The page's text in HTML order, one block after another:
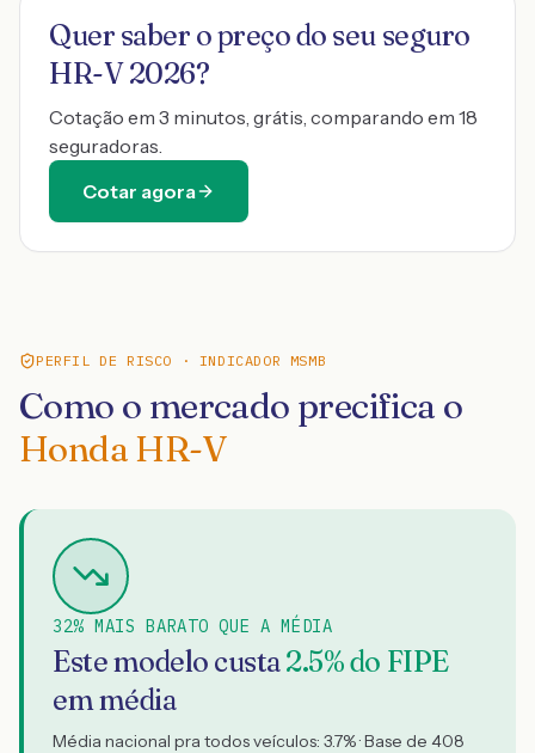
Quer saber o preço do seu seguro
HR-V 2026?
Cotação em 3 minutos, grátis, comparando em 18
seguradoras.
Cotar agora
PERFIL DE RISCO · INDICADOR MSMB
Como o mercado precifica o
Honda HR-V
32% MAIS BARATO QUE A MÉDIA
Este modelo custa2.5% do FIPE
em média
Média nacional pra todos veículos: 3.7% · Base de 408